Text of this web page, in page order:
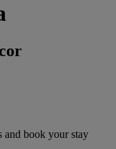
and book your stay